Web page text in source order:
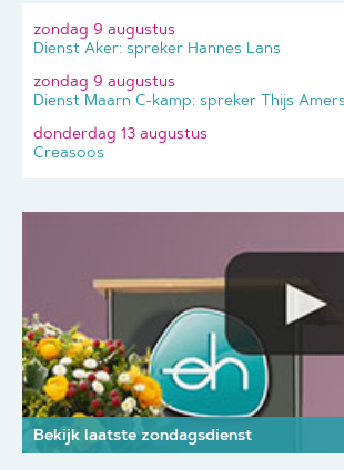
zondag 9 augustus
Dienst Aker: spreker Hannes Lans
zondag 9 augustus
Dienst Maarn C-kamp: spreker Thijs
donderdag 13 augustus
Creasoos
Bekijk laatste zondagsdienst